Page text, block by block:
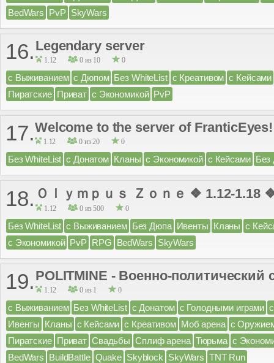
BedWars PvP SkyWars
16. Legendary server
1.12 0 из 10 0
с Выживанием с Дюпом Без WhiteList с Креативом с Кейсами
Пиратские Приват с Экономикой PvP
17.Welcome to the server of FranticEyes!
1.12 0 из 20 0
Без WhiteList с Донатом Кланы с Экономикой с Кейсами Без
18. Ｏｌｙｍｐｕｓ Ｚｏｎｅ ❖ 1.12-1.18
1.12 0 из 500 0
Без WhiteList с Выживанием Без Дюпа Ивенты Кланы с
с Экономикой PvP RPG BedWars SkyWars
19. POLITMINE - Военно-политический
1.12 0 из 1 0
с Выживанием Без WhiteList с Донатом с Голодными играми
Ивенты Кланы с Кейсами с Креативом Моб арена с
Пиратские Приват Свадьбы Сплиф арена Тюрьма с
BedWars BuildBattle Quake Skyblock SkyWars TNT Run